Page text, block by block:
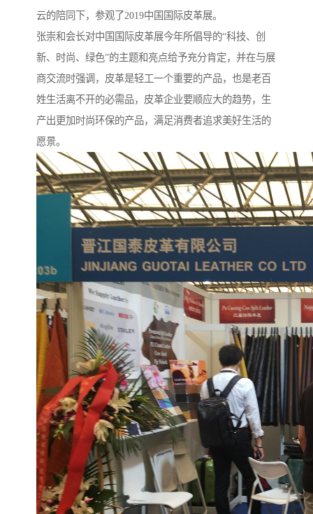
云的陪同下，参观了2019中国国际皮革展。
张崇和会长对中国国际皮革展今年所倡导的“科技、创
新、时尚、绿色”的主题和亮点给予充分肯定，并在与展
商交流时强调，皮革是轻工一个重要的产品，也是老百
姓生活离不开的必需品，皮革企业要顺应大的趋势，生
产出更加时尚环保的产品，满足消费者追求美好生活的
愿景。